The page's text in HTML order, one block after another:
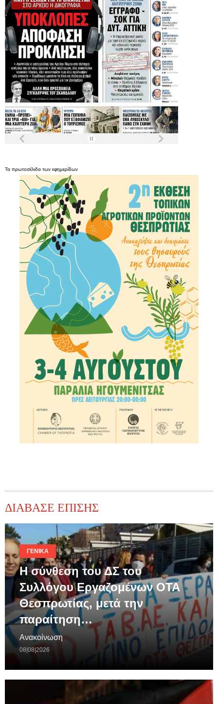
Τα πρωτοσέλιδα των εφημερίδων
ΔΙΑΒΑΣΕ ΕΠΙΣΗΣ
ΓΕΝΙΚΆ
Η σύνθεση του ΔΣ του
Συλλόγου Εργαζομένων ΟΤΑ
Θεσπρωτίας, μετά την
παραίτηση…
Ανακοίνωση
08|08|2026